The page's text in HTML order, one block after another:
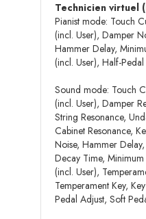
Technicien virtuel
Pianist mode: Touch
(incl. User), Damper
Hammer Delay,
(incl. User), Half-
Sound mode: Touch
(incl. User), Damper
String Resonance,
Cabinet Resonance,
Noise, Hammer
Decay Time,
(incl. User),
Temperament Key,
Pedal Adjust, Soft